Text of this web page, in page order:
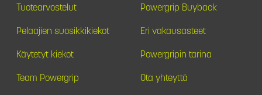
Tuotearvostelut Powergrip Buyback
Pelaajien suosikkikiekot Eri vakausasteet
Käytetyt kiekot Powergripin tarina
Team Powergrip Ota yhteyttä